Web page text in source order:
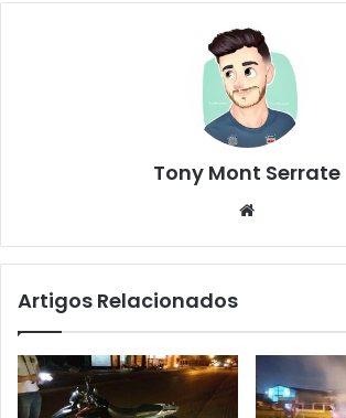
Tony Mont Serrate
te
Artigos Relacionados